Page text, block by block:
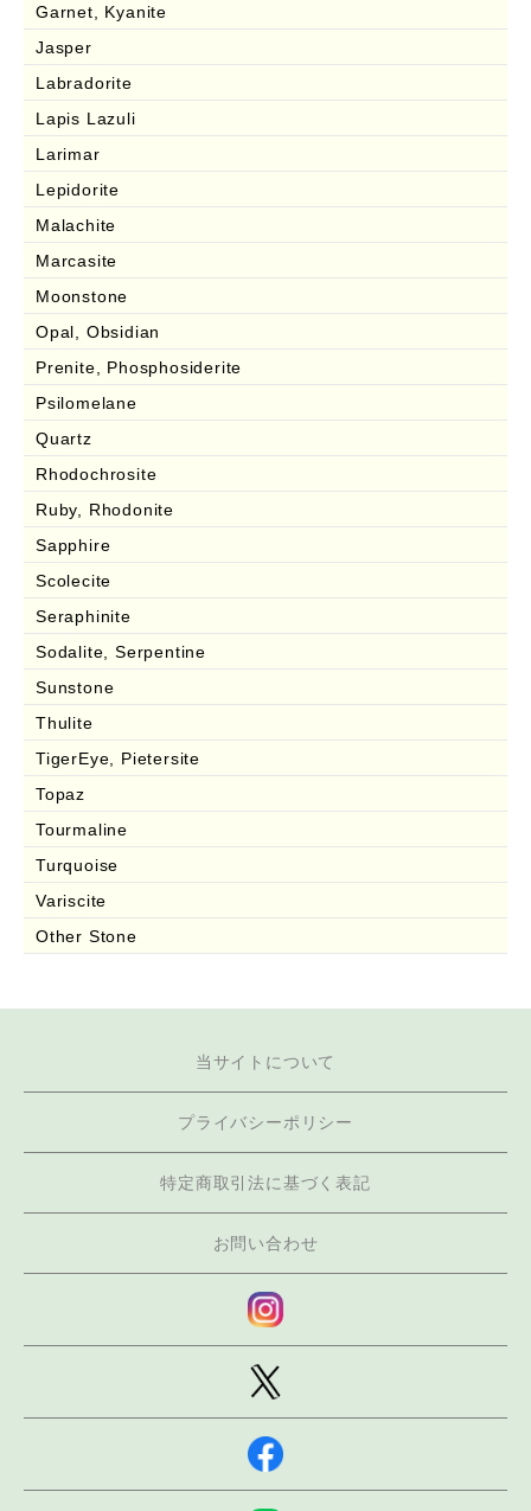
Garnet, Kyanite
Jasper
Labradorite
Lapis Lazuli
Larimar
Lepidorite
Malachite
Marcasite
Moonstone
Opal, Obsidian
Prenite, Phosphosiderite
Psilomelane
Quartz
Rhodochrosite
Ruby, Rhodonite
Sapphire
Scolecite
Seraphinite
Sodalite, Serpentine
Sunstone
Thulite
TigerEye, Pietersite
Topaz
Tourmaline
Turquoise
Variscite
Other Stone
当サイトについて
プライバシーポリシー
特定商取引法に基づく表記
お問い合わせ